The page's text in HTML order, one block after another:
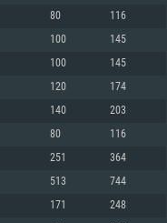
77XX / NVIDIA GeForce
AMD/Nvidia para Mac.
Metal.
recentes (não mais de 6
recentes com suporte
suportada: 720p.
80 116
100 145
100 145
120 174
140 203
80 116
251 364
513 744
171 248